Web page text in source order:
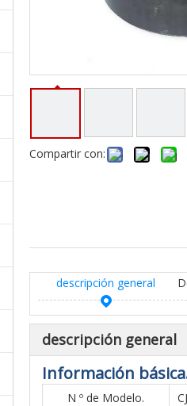
Compartir con:
descripción general
descripción general
Información
N º de Modelo.